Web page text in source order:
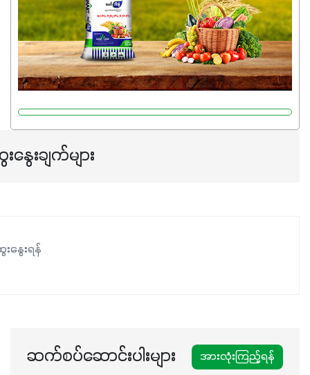
ကြီးထွားမှုကို တိုးမြင့်စေကာ အပင်သန်၍ အကြီးမြန်စေပါတယ်။
သင့်တော်တဲ့ Phosphorus 7%ပါဝင်မှုကြောင့် အပင်ရဲ့ အမြစ်
ဖွဲ့စည်းတည်ဆောက်မှုကို ပို၍သန်မာလာအောင် အားပေးပါ
တယ်။ ဒါ့အပြင် ပန်းပွင့်ခြင်း၊အသီးသီးခြင်း၊အစေ့တည်ခြင်း
လုပ်ငန်းစဉ်များကိုလည်း အားပေးပါတယ်။ လုံလောက်တဲ့
Potassium 8%က အပင်ရဲ့ ရောဂါဒဏ်၊ရာသီဥတုဒဏ်ခံနိုင်ရည်
အရသာ ပိုမိုကောင်းမွန်စေဖို့အတွက် လိုအပ်တဲ့အာဟာရဓာတ်
ဖြစ်ပါတယ်။ ဟူးမစ်အက်စစ်ပါဝင်ပေါင်းစပ်ထားတဲ့အတွက်
နှံစားသီးနှံများ၊ပဲအမျိုးမျိုး၊ဟင်းသီးဟင်းရွက်နဲ့ ဥယျာဉ်ခြံသီးနှံ
အားလုံးမှာ အသုံးပြုနိုင်တယ်ဆိုတော့ တစ်မျိုးတည်းနဲ့ အားလုံး
နွေးချက်များ
နွေးရန်
ဆက်စပ်ဆောင်းပါးများ အားလုံးကြည့်ရန်